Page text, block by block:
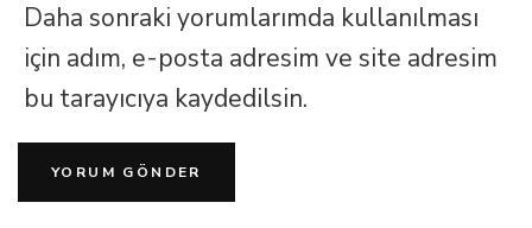
Daha sonraki yorumlarımda kullanılması
için adım, e-posta adresim ve site adresim
bu tarayıcıya kaydedilsin.